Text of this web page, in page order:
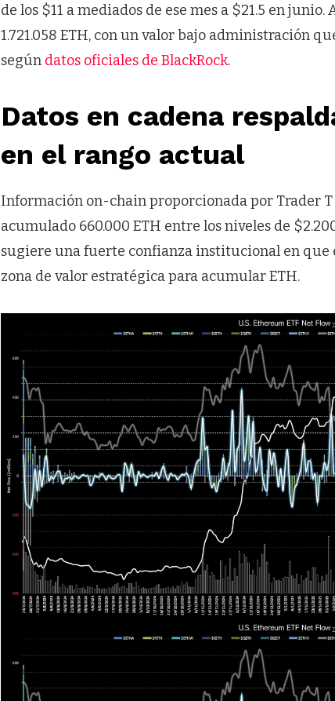
de los $11 a mediados de ese mes a $21.5 en
1.721.058 ETH, con un valor bajo administración
según datos oficiales de BlackRock.
Datos en cadena
en el rango actual
Información on-chain proporcionada por Trader T
acumulado 660.000 ETH entre los niveles de
sugiere una fuerte confianza institucional en que
zona de valor estratégica para acumular ETH.